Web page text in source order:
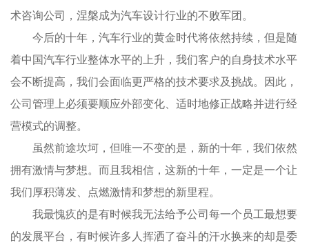
术咨询公司，涅槃成为汽车设计行业的不败军团。
今后的十年，汽车行业的黄金时代将依然持续，但是随
着中国汽车行业整体水平的上升，我们客户的自身技术水平
会不断提高，我们会面临更严格的技术要求及挑战。因此，
公司管理上必须要顺应外部变化、适时地修正战略并进行经
营模式的调整。
虽然前途坎坷，但唯一不变的是，新的十年，我们依然
拥有激情与梦想。而且我相信，这新的十年，一定是一个让
我们厚积薄发、点燃激情和梦想的新里程。
我最愧疚的是有时候我无法给予公司每一个员工最想要
的发展平台，有时候许多人挥洒了奋斗的汗水换来的却是委